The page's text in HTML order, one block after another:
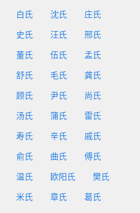
白氏 沈氏 庄氏
史氏 汪氏 邢氏
董氏 伍氏 孟氏
舒氏 毛氏 龚氏
顾氏 尹氏 尚氏
汤氏 蒲氏 雷氏
寿氏 辛氏 戚氏
俞氏 曲氏 傅氏
温氏 欧阳氏 樊氏
米氏 章氏 葛氏